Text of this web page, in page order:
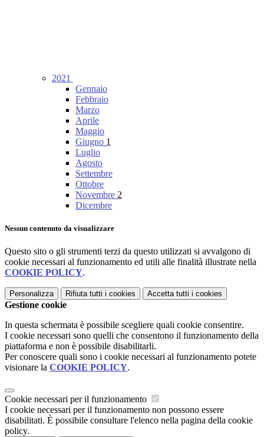
2021
Gennaio
Febbraio
Marzo
Aprile
Maggio
Giugno 1
Luglio
Agosto
Settembre
Ottobre
Novembre 2
Dicembre
Nessun contenuto da visualizzare
Questo sito o gli strumenti terzi da questo utilizzati si avvalgono di
cookie necessari al funzionamento ed utili alle finalità illustrate nella
COOKIE POLICY.
Personalizza Rifiuta tutti i cookies Accetta tutti i cookies
Gestione cookie
In questa schermata è possibile scegliere quali cookie consentire.
I cookie necessari sono quelli che consentono il funzionamento della
piattaforma e non è possibile disabilitarli.
Per conoscere quali sono i cookie necessari al funzionamento potete
visionare la COOKIE POLICY.
Cookie necessari per il funzionamento
I cookie necessari per il funzionamento non possono essere
disabilitati. È possibile consultare l'elenco nella pagina della cookie
policy.